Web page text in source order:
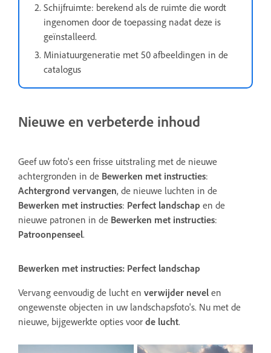
Schijfruimte: berekend als de ruimte die wordt
ingenomen door de toepassing nadat deze is
geïnstalleerd.
Miniatuurgeneratie met 50 afbeeldingen in de
catalogus
Nieuwe en verbeterde inhoud
Geef uw foto's een frisse uitstraling met de nieuwe
achtergronden in de Bewerken met instructies:
Achtergrond vervangen, de nieuwe luchten in de
Bewerken met instructies: Perfect landschap en de
nieuwe patronen in de Bewerken met instructies:
Patroonpenseel.
Bewerken met instructies: Perfect landschap
Vervang eenvoudig de lucht en verwijder nevel en
ongewenste objecten in uw landschapsfoto's. Nu met de
nieuwe, bijgewerkte opties voor de lucht.